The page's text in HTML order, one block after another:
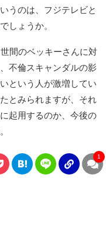
うのは、フジテレビと
しょうか。
間のベッキーさんに対
不倫スキャンダルの影
という人が激増してい
とみられますが、それ
起用するのか、今後の
1